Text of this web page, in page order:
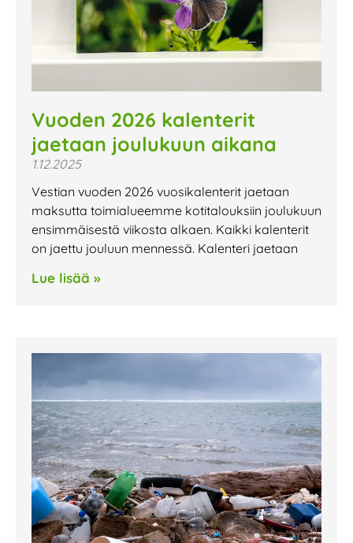
Vuoden 2026 kalenterit
jaetaan joulukuun aikana
1.12.2025
Vestian vuoden 2026 vuosikalenterit jaetaan
maksutta toimialueemme kotitalouksiin joulukuun
ensimmäisestä viikosta alkaen. Kaikki kalenterit
on jaettu jouluun mennessä. Kalenteri jaetaan
Lue lisää »